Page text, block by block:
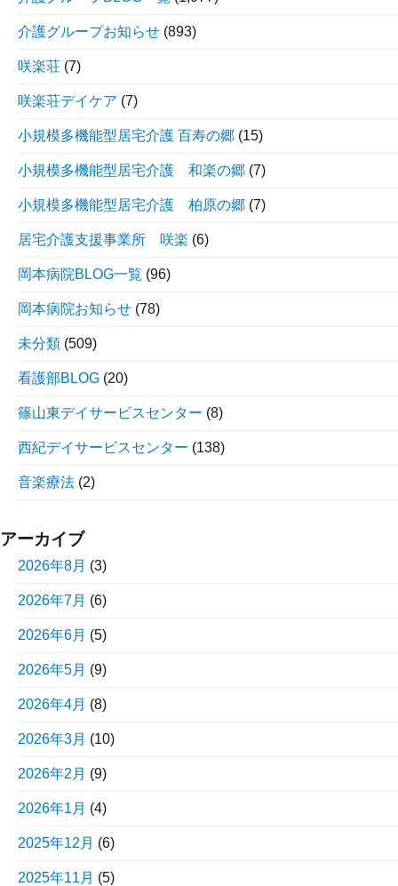
介護グループお知らせ (893)
咲楽荘 (7)
咲楽荘デイケア (7)
小規模多機能型居宅介護 百寿の郷 (15)
小規模多機能型居宅介護 和楽の郷 (7)
小規模多機能型居宅介護 柏原の郷 (7)
居宅介護支援事業所 咲楽 (6)
岡本病院BLOG一覧 (96)
岡本病院お知らせ (78)
未分類 (509)
看護部BLOG (20)
篠山東デイサービスセンター (8)
西紀デイサービスセンター (138)
音楽療法 (2)
アーカイブ
2026年8月 (3)
2026年7月 (6)
2026年6月 (5)
2026年5月 (9)
2026年4月 (8)
2026年3月 (10)
2026年2月 (9)
2026年1月 (4)
2025年12月 (6)
2025年11月 (5)